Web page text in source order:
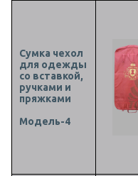
Сумка чехол
для одежды
со вставкой,
ручками и
пряжками
Модель-4